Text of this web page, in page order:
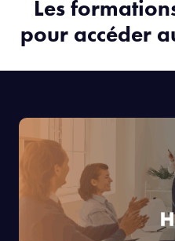
Les
pour accéder